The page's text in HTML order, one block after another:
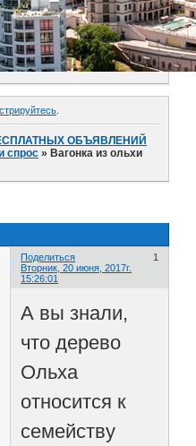
ОБЪЯВЛЕНИЙ
спрос »Вагонка из ольхи
Поделиться
1
Вторник, 20 июня, 2017г.
15:26:01
А вы знали,
что дерево
Ольха
относится к
семейству